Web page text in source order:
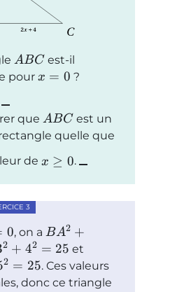
ABC est-il
pour x = 0 ?
que ABC est un
quelle que
de x ≥ 0.
0, on a BA2 +
2 + 42 = 25 et
2 = 25. Ces valeurs
donc ce triangle